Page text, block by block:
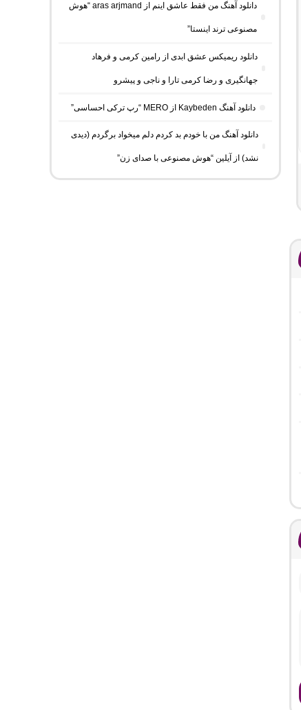
دانلود آهنگ من فقط عاشق اینم از aras arjmand “هوش
مصنوعی ترند اینستا”
دانلود ریمیکس عشق ابدی از رامین کرمی و فرهاد
جهانگیری و رضا کرمی تارا و ناجی و پیشرو
دانلود آهنگ Kaybeden از MERO “رپ ترکی احساسی”
دانلود آهنگ من با خودم بد کردم دلم میخواد برگردم (دیدی
نشد) از آیلین “هوش مصنوعی با صدای زن”